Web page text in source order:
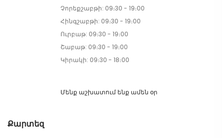
Չորեքշաբթի: 09։30 - 19։00
Հինգշաբթի: 09։30 - 19։00
Ուրբաթ: 09։30 - 19։00
Շաբաթ: 09։30 - 19։00
Կիրակի: 09։30 - 18։00
Մենք աշխատում ենք ամեն օր
Քարտեզ